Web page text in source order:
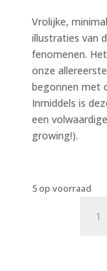
Vrolijke,
illustraties van
fenomenen.
onze
begonnen met
Inmiddels is
een
growing!).
5 op voorraad